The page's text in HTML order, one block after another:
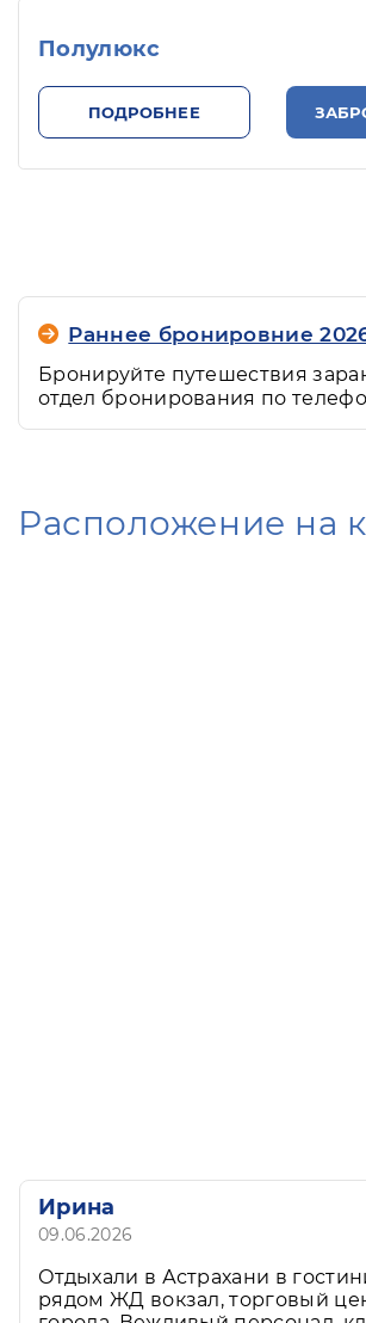
Полулюкс
ПОДРОБНЕЕ
Раннее бронировние
Бронируйте путешествия
отдел бронирования по
Расположение на
Ирина
09.06.2026
Отдыхали в Астрахани в
рядом ЖД вокзал, торговый